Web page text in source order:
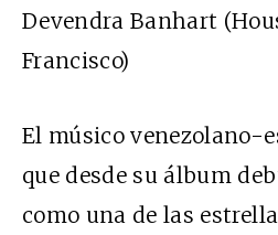
Devendra Banhart
Francisco)
El músico venezolano-
que desde su álbum
como una de las